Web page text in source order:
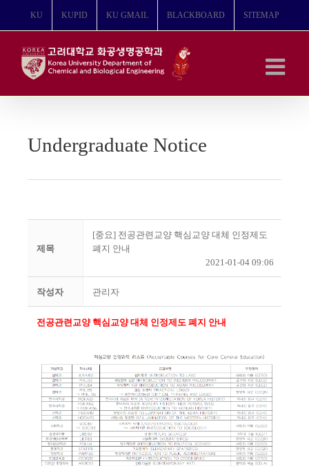
뛰
KU KUPID KU GMAIL BLACKBOARD SITEMAP
Undergraduate Notice
제목
[중요] 전공관련교양 핵심교양 대체 인정제도
폐지 안내
2021-01-04 09:06
작성자 관리자
전공관련교양 핵심교양 대체 인정제도 폐지 안내